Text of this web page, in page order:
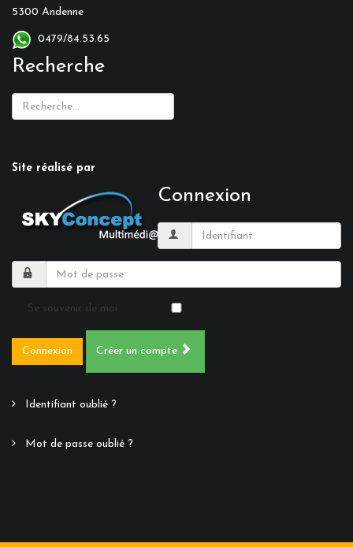
5300 Andenne
0479/84.53.65
Recherche
Site réalisé par
Connexion
Se souvenir de moi
Connexion Créer un compte
Identifiant oublié ?
Mot de passe oublié ?